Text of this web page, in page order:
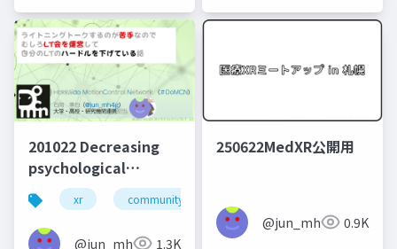
201022 Decreasing
psychological
difficulty of short
presentation by
joining organizing
xr community design
@jun_mh4g1.3K
250622MedXR公開用
@jun_mh4g0.9K